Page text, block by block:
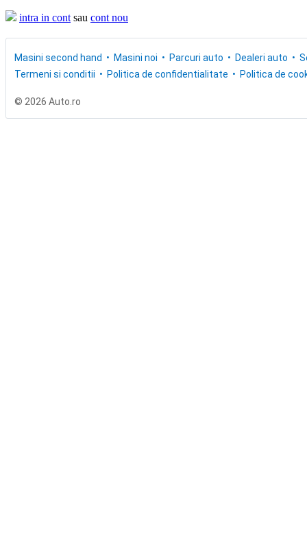
intra in cont sau cont nou
Masini second hand Masini noi Parcuri auto Dealeri auto
Termeni si conditii
Politica de confidentialitate Politica de
© 2026 Auto.ro